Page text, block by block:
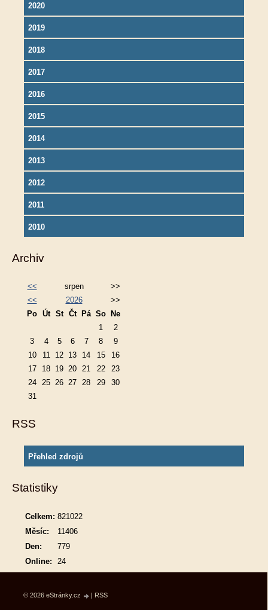
2020
2019
2018
2017
2016
2015
2014
2013
2012
2011
2010
Archiv
<< srpen
>>
<<
2026
>>
Po Út St Čt Pá So
Ne
1
2
3
4 5 6 7 8
9
10
11 12 13 14 15
16
17
18 19 20 21 22
23
24
25 26 27 28 29
30
31
RSS
Přehled zdrojů
Statistiky
Online: 24
Celkem: 821022
Měsíc:
11406
Den:
779
© 2026 eStránky.cz | RSS